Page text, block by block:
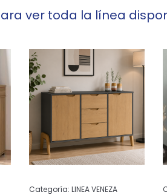
ver toda la línea
Categoría: LINEA VENEZA